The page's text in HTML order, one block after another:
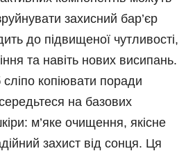
захисний бар’єр
до підвищеної чутливості,
та навіть нових висипань.
копіювати поради
на базових
м’яке очищення, якісне
захист від сонця. Ця